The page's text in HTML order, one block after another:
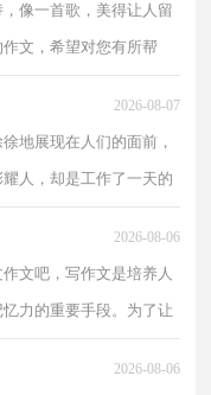
像一首歌，美得让人留
文，希望对您有所帮
2026-08-07
地展现在人们的面前，
人，却是工作了一天的
2026-08-06
文吧，写作文是培养人
力的重要手段。为了让
2026-08-06